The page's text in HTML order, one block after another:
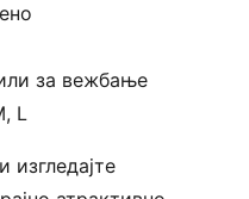
за вежбање
L